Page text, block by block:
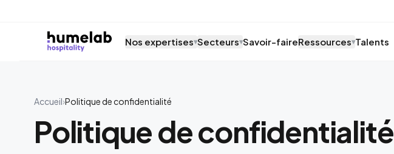
Nos expertises▾Secteurs▾Savoir-faireRessources▾Talents
Accueil›Politique de confidentialité
Politique de confidentialité